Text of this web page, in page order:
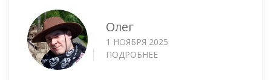
Олег
1 НОЯБРЯ 2025
ПОДРОБНЕЕ